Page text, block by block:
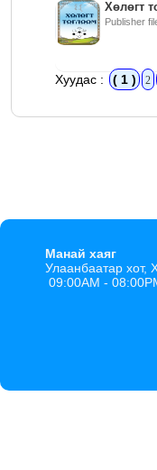
Хөлөгт
Publisher
Хуудас : ( 1 ) 2
Манай хаяг
Улаанбаатар хот,
09:00AM -